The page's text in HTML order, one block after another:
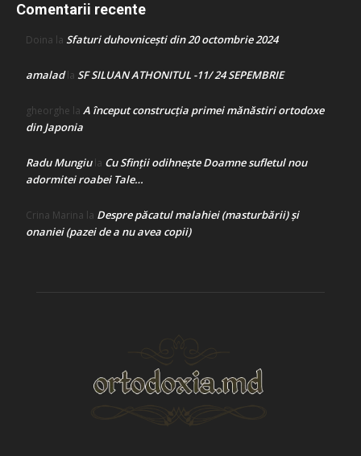
Comentarii recente
Doina la Sfaturi duhovnicești din 20 octombrie 2024
amaladla SF SILUAN ATHONITUL -11/ 24 SEPEMBRIE
gheorghe la A început construcţia primei mănăstiri ortodoxe
din Japonia
Radu Mungiula Cu Sfinții odihnește Doamne sufletul nou
adormitei roabei Tale…
Crina Marina la Despre păcatul malahiei (masturbării) şi
onaniei (pazei de a nu avea copii)